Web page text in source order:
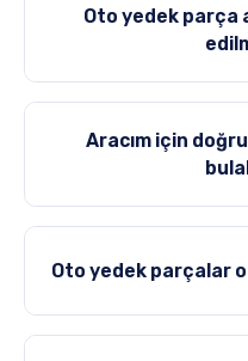
Oto yedek parça
Aracım için
Oto yedek parçalar